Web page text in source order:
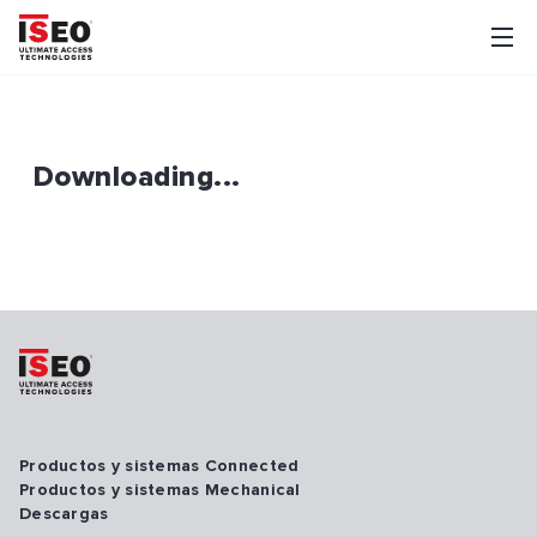
Downloading...
Productos y sistemas Connected
Productos y sistemas Mechanical
Descargas